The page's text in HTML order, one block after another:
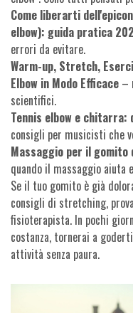
Come liberarti
elbow): guida pratica
errori da evitare.
Warm-up, Stretch,
Elbow in Modo Efficace –
scientifici.
Tennis elbow e chitarra:
consigli per musicisti che
Massaggio per il
quando il massaggio aiuta
Se il tuo gomito è già
consigli di stretching,
fisioterapista. In pochi
costanza, tornerai a
attività senza paura.